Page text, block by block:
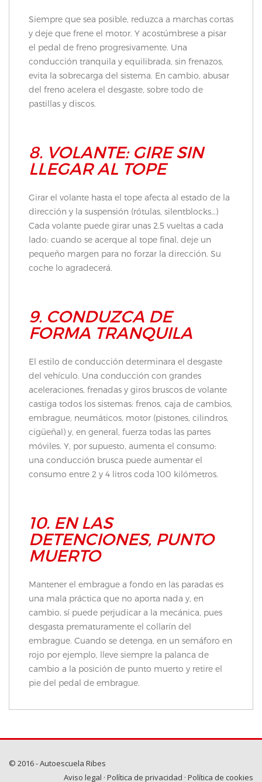
Siempre que sea posible, reduzca a marchas cortas
y deje que frene el motor. Y acostúmbrese a pisar
el pedal de freno progresivamente. Una
conducción tranquila y equilibrada, sin frenazos,
evita la sobrecarga del sistema. En cambio, abusar
del freno acelera el desgaste, sobre todo de
pastillas y discos.
8. VOLANTE: GIRE SIN
LLEGAR AL TOPE
Girar el volante hasta el tope afecta al estado de la
dirección y la suspensión (rótulas, silentblocks…)
Cada volante puede girar unas 2.5 vueltas a cada
lado: cuando se acerque al tope final, deje un
pequeño margen para no forzar la dirección. Su
coche lo agradecerá.
9. CONDUZCA DE
FORMA TRANQUILA
El estilo de conducción determinara el desgaste
del vehículo. Una conducción con grandes
aceleraciones, frenadas y giros bruscos de volante
castiga todos los sistemas: frenos, caja de cambios,
embrague, neumáticos, motor (pistones, cilindros,
cigüeñal) y, en general, fuerza todas las partes
móviles. Y, por supuesto, aumenta el consumo:
una conducción brusca puede aumentar el
consumo entre 2 y 4 litros coda 100 kilómetros.
10. EN LAS
DETENCIONES, PUNTO
MUERTO
Mantener el embrague a fondo en las paradas es
una mala práctica que no aporta nada y, en
cambio, sí puede perjudicar a la mecánica, pues
desgasta prematuramente el collarín del
embrague. Cuando se detenga, en un semáforo en
rojo por ejemplo, lleve siempre la palanca de
cambio a la posición de punto muerto y retire el
pie del pedal de embrague.
© 2016 - Autoescuela Ribes
Aviso legal · Política de privacidad · Política de cookies